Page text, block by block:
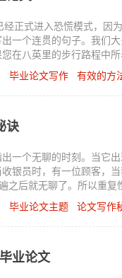
正式进入恐慌模式，因
一个连贯的句子。我们
在八英里的步行路程中
可去，那么是时候尝试
毕业论文写作 有效的方
诀
一个无聊的时刻。当它
银员时，有一位顾客，
之后就无聊了。所以重
毕业论文主题 论文写作
业论文